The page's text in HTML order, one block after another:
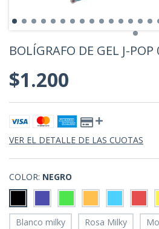
BOLÍGRAFO DE GEL J-
$1.200
VER EL DETALLE DE LAS CUOTAS
COLOR: NEGRO
Blanco milky Rosa Milky